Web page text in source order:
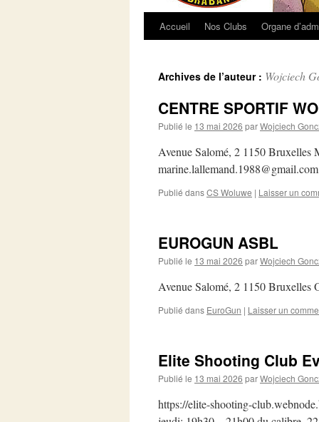
Accueil Nos Clubs Organe
Archives de l’auteur : Wojciech
CENTRE SPORTIF
Publié le 13 mai 2026 parWojciech
Avenue Salomé, 2 1150
marine.lallemand.1988@gmail.com
Publié dansCS Woluwe | Laisser un
EUROGUN ASBL
Publié le 13 mai 2026 parWojciech
Avenue Salomé, 2 1150 Bruxelles
Publié dans EuroGun | Laisser un
Elite Shooting Club
Publié le 13 mai 2026 parWojciech
https://elite-shooting-